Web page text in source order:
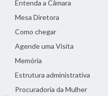
Entenda a Câmara
Mesa Diretora
Como chegar
Agende uma Visita
Memória
Estrutura administrativa
Procuradoria da Mulher